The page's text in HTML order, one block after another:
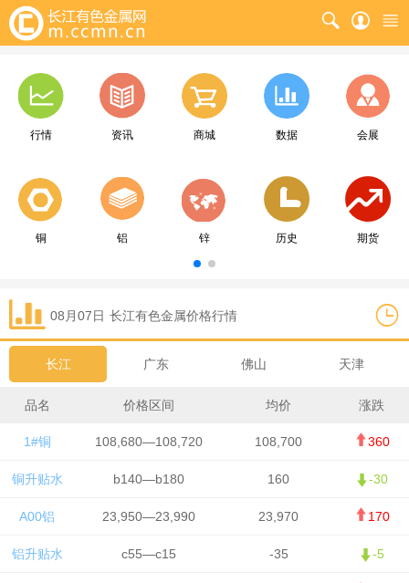
行情 资讯 商城 数据 会展
铜 铝 锌 历史 期货
08月07日 长江有色金属价格行情
长江 广东 佛山 天津
品名 价格区间 均价 涨跌
1#铜 108,680—108,720 108,700 360
铜升贴水 b140—b180 160 -30
A00铝 23,950—23,990 23,970 170
铝升贴水 c55—c15 -35 -5